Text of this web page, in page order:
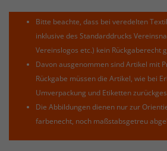
Bitte beachte, dass bei veredelten
inklusive des Standarddrucks
Vereinslogos etc.) kein Rückgaberecht
Davon ausgenommen sind Artikel mit
Rückgabe müssen die Artikel, wie bei
Umverpackung und Etiketten
Die Abbildungen dienen nur zur
farbenecht, noch maßstabsgetreu